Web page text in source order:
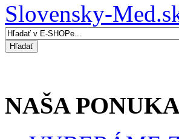
Slovensky-
NAŠA